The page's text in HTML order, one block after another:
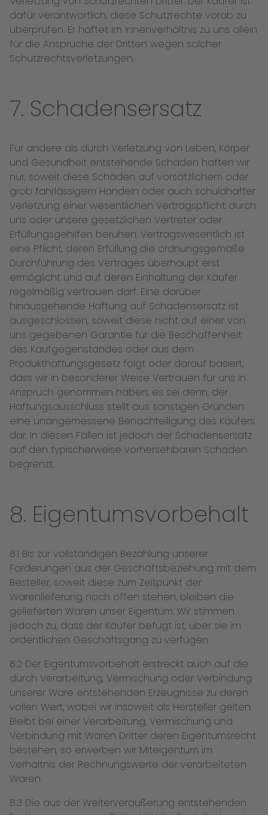
dafür verantwortlich, diese Schutzrechte vorab zu
überprüfen. Er haftet im Innenverhältnis zu uns allein
für die Ansprüche der Dritten wegen solcher
Schutzrechtsverletzungen.
7. Schadensersatz
Für andere als durch Verletzung von Leben, Körper
und Gesundheit entstehende Schäden haften wir
nur, soweit diese Schäden auf vorsätzlichem oder
grob fahrlässigem Handeln oder auch schuldhafter
Verletzung einer wesentlichen Vertragspflicht durch
uns oder unsere gesetzlichen Vertreter oder
Erfüllungsgehilfen beruhen. Vertragswesentlich ist
eine Pflicht, deren Erfüllung die ordnungsgemäße
Durchführung des Vertrages überhaupt erst
ermöglicht und auf deren Einhaltung der Käufer
regelmäßig vertrauen darf. Eine darüber
hinausgehende Haftung auf Schadensersatz ist
ausgeschlossen, soweit diese nicht auf einer von
uns gegebenen Garantie für die Beschaffenheit
des Kaufgegenstandes oder aus dem
Produkthaftungsgesetz folgt oder darauf basiert,
dass wir in besonderer Weise Vertrauen für uns in
Anspruch genommen haben, es sei denn, der
Haftungsausschluss stellt aus sonstigen Gründen
eine unangemessene Benachteiligung des Käufers
dar. In diesen Fällen ist jedoch der Schadensersatz
auf den typischerweise vorhersehbaren Schaden
begrenzt.
8. Eigentumsvorbehalt
8.1 Bis zur vollständigen Bezahlung unserer
Forderungen aus der Geschäftsbeziehung mit dem
Besteller, soweit diese zum Zeitpunkt der
Warenlieferung noch offen stehen, bleiben die
gelieferten Waren unser Eigentum. Wir stimmen
jedoch zu, dass der Käufer befugt ist, über sie im
ordentlichen Geschäftsgang zu verfügen.
8.2 Der Eigentumsvorbehalt erstreckt auch auf die
durch Verarbeitung, Vermischung oder Verbindung
unserer Ware entstehenden Erzeugnisse zu deren
vollen Wert, wobei wir insoweit als Hersteller gelten.
Bleibt bei einer Verarbeitung, Vermischung und
Verbindung mit Waren Dritter deren Eigentumsrecht
bestehen, so erwerben wir Miteigentum im
Verhältnis der Rechnungswerte der verarbeiteten
Waren.
8.3 Die aus der Weiterveräußerung entstehenden